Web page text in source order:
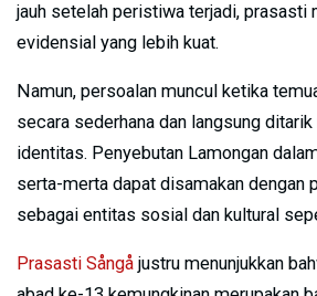
jauh setelah peristiwa terjadi, prasasti
evidensial yang lebih kuat.
Namun, persoalan muncul ketika
secara sederhana dan langsung
identitas. Penyebutan Lamongan
serta-merta dapat disamakan dengan
sebagai entitas sosial dan kultural
Prasasti Sångå justru menunjukkan